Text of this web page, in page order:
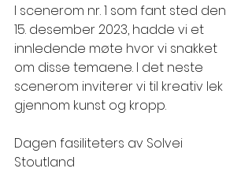
I scenerom nr. 1 som fant sted den
15. desember 2023, hadde vi et
innledende møte hvor vi snakket
om disse temaene. I det neste
scenerom inviterer vi til kreativ lek
gjennom kunst og kropp.
Dagen fasiliteters av Solvei
Stoutland